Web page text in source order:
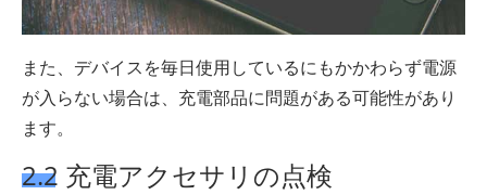
また、デバイスを毎日使用しているにもかかわらず電源
が入らない場合は、充電部品に問題がある可能性があり
ます。
2.2 充電アクセサリの点検